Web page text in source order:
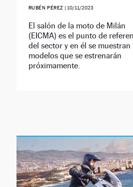
RUBÉN PÉREZ | 10/11/2023
El salón de la moto de Milán
(EICMA) es el punto de
del sector y en él se muestran
modelos que se estrenarán
próximamente.